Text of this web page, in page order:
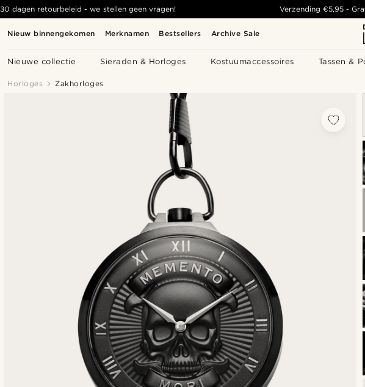
Nieuw binnengekomen Merknamen Bestsellers Archive Sale
Nieuwe collectie Sieraden & Horloges Kostuumaccessoires Tassen &
30 dagen retourbeleid - we stellen geen vragen! Verzending €5,95-
Horloges Zakhorloges